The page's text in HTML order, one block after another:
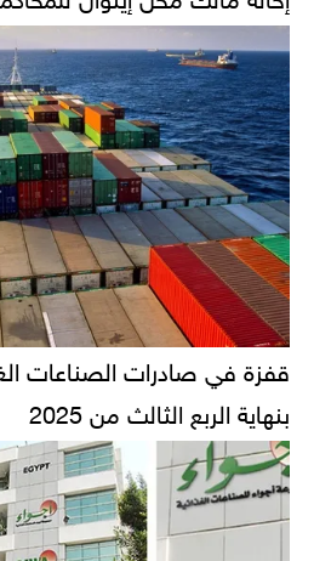
بنهاية الربع الثالث من 2025